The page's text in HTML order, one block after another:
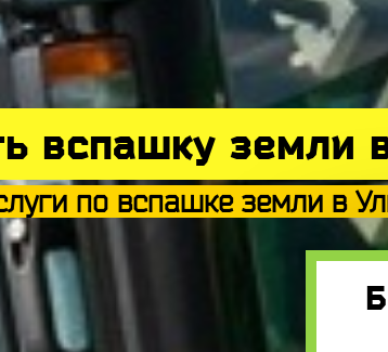
вспашку земли
по вспашке земли в